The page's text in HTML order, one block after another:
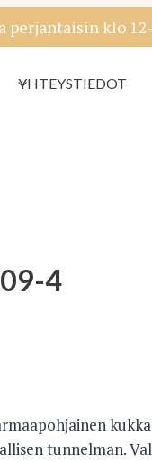
perjantaisin klo
YHTEYSTIEDOT
4
tunnelman.